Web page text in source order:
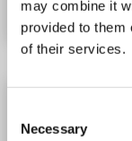
may combine it
provided to them
of their services.
Selection
Necessary
KRT9 Reactivité: